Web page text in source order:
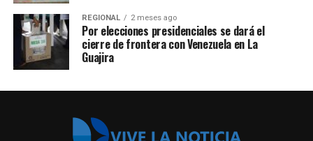
REGIONAL 2 meses ago
Por elecciones presidenciales se dará el
cierre de frontera con Venezuela en La
Guajira